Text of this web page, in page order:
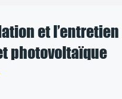
et l’entretien
photovoltaïque